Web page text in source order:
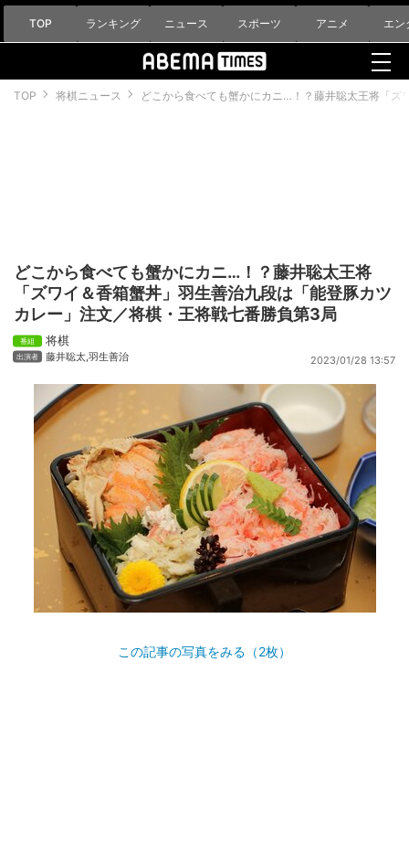
TOP ランキング ニュース スポーツ アニメ エン
TOP 将棋ニュース どこから食べても蟹かにカニ…！？藤井聡太王将「
どこから食べても蟹かにカニ…！？藤井聡太王将
「ズワイ＆香箱蟹丼」羽生善治九段は「能登豚カツ
カレー」注文／将棋・王将戦七番勝負第3局
将棋
藤井聡太 羽生善治 2023/01/28 13:57
この記事の写真をみる（2枚）